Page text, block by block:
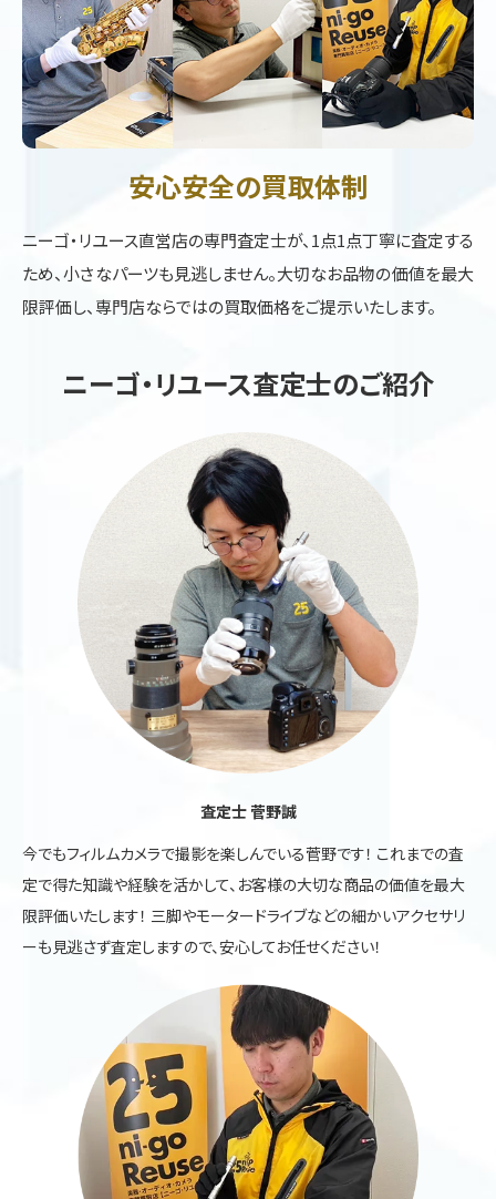
安心安全の買取体制
ニーゴ・リユース直営店の専門査定士が、1点1点丁寧に査定する
ため、小さなパーツも見逃しません。大切なお品物の価値を最大
限評価し、専門店ならではの買取価格をご提示いたします。
ニーゴ・リユース査定士のご紹介
査定士 菅野誠
今でもフィルムカメラで撮影を楽しんでいる菅野です！ これまでの査
定で得た知識や経験を活かして、お客様の大切な商品の価値を最大
限評価いたします！ 三脚やモータードライブなどの細かいアクセサリ
ーも見逃さず査定しますので、安心してお任せください！